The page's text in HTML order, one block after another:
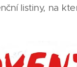
listiny, na